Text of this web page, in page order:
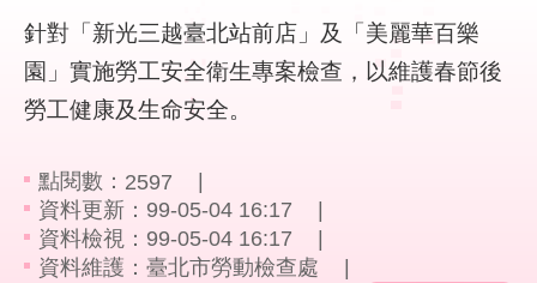
機
關
介
紹
務
資
訊
針對「新光三越臺北站前店」及「美麗華百樂
園」實施勞工安全衛生專案檢查，以維護春節後
勞工健康及生命安全。
點閱數： 2597
資料更新：99-05-04 16:17
資料檢視：99-05-04 16:17
資料維護：臺北市勞動檢查處